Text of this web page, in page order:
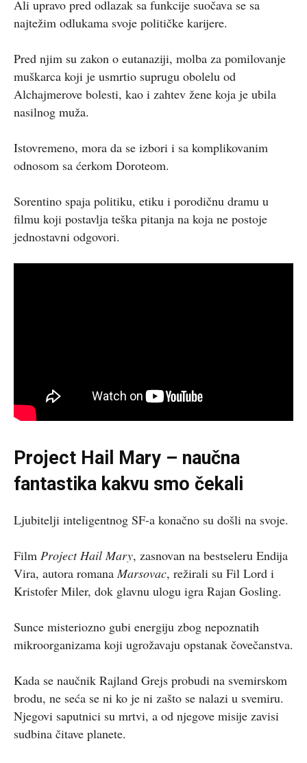
Ali upravo pred odlazak sa funkcije suočava se sa
najtežim odlukama svoje političke karijere.
Pred njim su zakon o eutanaziji, molba za pomilovanje
muškarca koji je usmrtio suprugu obolelu od
Alchajmerove bolesti, kao i zahtev žene koja je ubila
nasilnog muža.
Istovremeno, mora da se izbori i sa komplikovanim
odnosom sa ćerkom Doroteom.
Sorentino spaja politiku, etiku i porodičnu dramu u
filmu koji postavlja teška pitanja na koja ne postoje
jednostavni odgovori.
Project Hail Mary – naučna
fantastika kakvu smo čekali
Ljubitelji inteligentnog SF-a konačno su došli na svoje.
Film Project Hail Mary, zasnovan na bestseleru Endija
Vira, autora romanaMarsovac, režirali su Fil Lord i
Kristofer Miler, dok glavnu ulogu igra Rajan Gosling.
Sunce misteriozno gubi energiju zbog nepoznatih
mikroorganizama koji ugrožavaju opstanak čovečanstva.
Kada se naučnik Rajland Grejs probudi na svemirskom
brodu, ne seća se ni ko je ni zašto se nalazi u svemiru.
Njegovi saputnici su mrtvi, a od njegove misije zavisi
sudbina čitave planete.